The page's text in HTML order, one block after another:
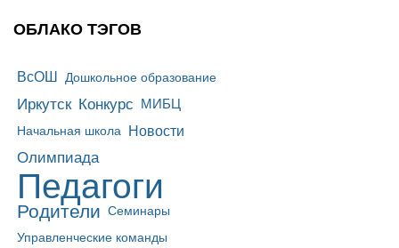
ОБЛАКО ТЭГОВ
ВсОШ Дошкольное образование
Иркутск Конкурс МИБЦ
Начальная школа Новости
Олимпиада
Педагоги
Родители Семинары
Управленческие команды